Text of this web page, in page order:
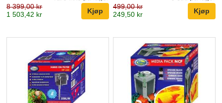
egenskaper. Skapet og akvariet
fremstår som en enhet takket
være push-to-open-funksjonen
oppmerksomheten.
Kabelgjennomføringen i skapet
kan lukkes ved hjelp av et smart
magnetsystem og er nesten
usynlig. Skapet til vår
ScaperLine-serie er utstyrt med
en uttre...
8 399,00 kr
1 503,42 kr
aktivt karbon Lang inntaksrør
med sil for å unngå å suge inn
små fisk Enkelt oppsett, enkelt å
Kapasitet 250l/h
499,00 kr
249,50 kr